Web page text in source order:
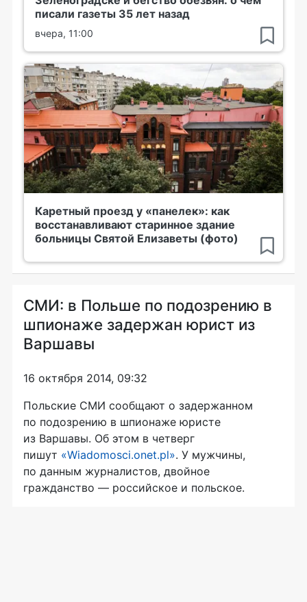
писали газеты 35 лет назад
вчера, 11:00
Каретный проезд у «панелек»: как
восстанавливают старинное здание
больницы Святой Елизаветы (фото)
СМИ: в Польше по подозрению в
шпионаже задержан юрист из
Варшавы
16 октября 2014, 09:32
Польские СМИ сообщают о задержанном
по подозрению в шпионаже юристе
из Варшавы. Об этом в четверг
пишут «Wiadomosci.onet.pl». У мужчины,
по данным журналистов, двойное
гражданство — российское и польское.